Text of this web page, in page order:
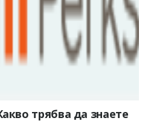
трябва да знаете